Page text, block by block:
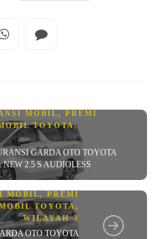
MOBIL, PREMI
TOYOTA,
GARDA OTO TOYOTA
2.5 S AUDIOLESS
MOBIL, PREMI
TOYOTA ,
WILAYAH 3
OTO TOYOTA